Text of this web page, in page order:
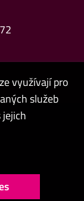
využívají pro
služeb